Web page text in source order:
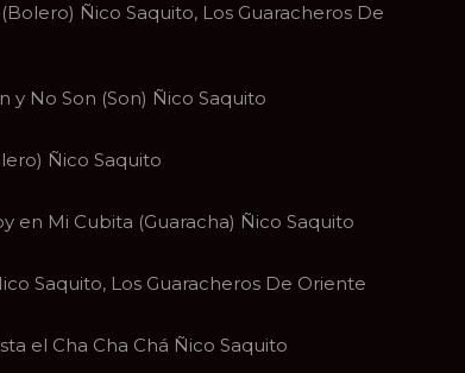
Ñico Saquito, Los Guaracheros De
y No Son (Son) Ñico Saquito
Ñico Saquito
en Mi Cubita (Guaracha) Ñico Saquito
Saquito, Los Guaracheros De Oriente
el Cha Cha Chá Ñico Saquito